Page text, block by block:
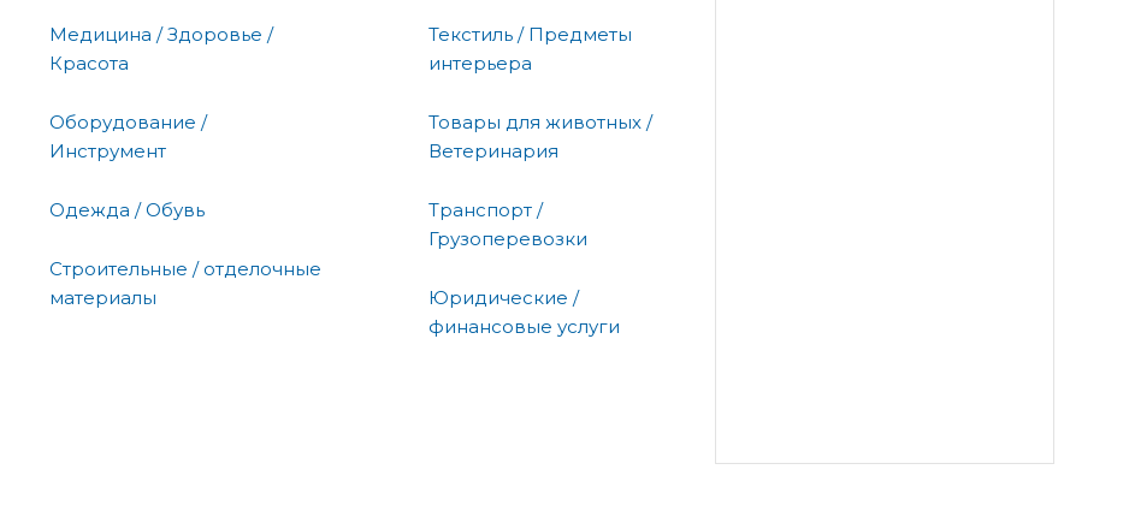
Медицина / Здоровье /
Красота
Оборудование /
Инструмент
Одежда / Обувь
Строительные / отделочные
материалы
Текстиль / Предметы
интерьера
Товары для животных /
Ветеринария
Транспорт /
Грузоперевозки
Юридические /
финансовые услуги